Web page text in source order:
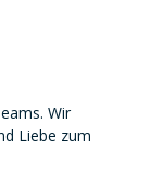
Wir
Liebe zum